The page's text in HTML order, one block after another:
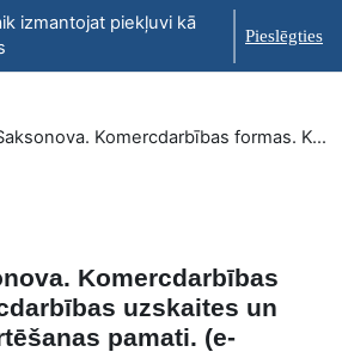
izmantojat piekļuvi kā
Pieslēgties
Svetlana Saksonova. Komercdarbības formas. Komercdarbības uzskaites un ražīguma novērtēšanas pamati. (e-grāmata)
Komercdarbības
uzskaites un
pamati. (e-